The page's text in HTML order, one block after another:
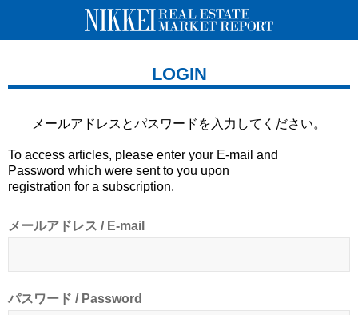
LOGIN
メールアドレスとパスワードを 入力してください。
To access articles, please enter your E-mail and
Password which were sent to you upon
registration for a subscription.
メールアドレス / E-mail
パスワード / Password